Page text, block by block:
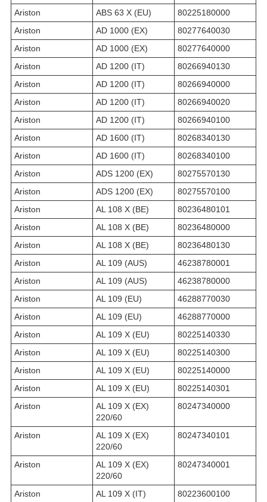
Ariston
ABS 63 X (EU)
80225180000
Ariston
AD 1000 (EX)
80277640030
Ariston
AD 1000 (EX)
80277640000
Ariston
AD 1200 (IT)
80266940130
Ariston
AD 1200 (IT)
80266940000
Ariston
AD 1200 (IT)
80266940020
Ariston
AD 1200 (IT)
80266940100
Ariston
AD 1600 (IT)
80268340130
Ariston
AD 1600 (IT)
80268340100
Ariston
ADS 1200 (EX)
80275570130
Ariston
ADS 1200 (EX)
80275570100
Ariston
AL 108 X (BE)
80236480101
Ariston
AL 108 X (BE)
80236480000
Ariston
AL 108 X (BE)
80236480130
Ariston
AL 109 (AUS)
46238780001
Ariston
AL 109 (AUS)
46238780000
Ariston
AL 109 (EU)
46288770030
Ariston
AL 109 (EU)
46288770000
Ariston
AL 109 X (EU)
80225140330
Ariston
AL 109 X (EU)
80225140300
Ariston
AL 109 X (EU)
80225140000
Ariston
AL 109 X (EU)
80225140301
Ariston
AL 109 X (EX)
220/60
80247340000
Ariston
AL 109 X (EX)
220/60
80247340101
Ariston
AL 109 X (EX)
220/60
80247340001
Ariston AL 109 X (IT) 80223600100